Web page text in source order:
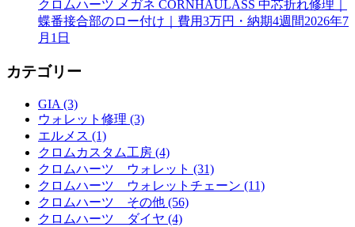
クロムハーツ メガネ CORNHAULASS 中芯折れ修理｜
蝶番接合部のロー付け｜費用3万円・納期4週間2026年7
月1日
カテゴリー
GIA (3)
ウォレット修理 (3)
エルメス (1)
クロムカスタム工房 (4)
クロムハーツ ウォレット (31)
クロムハーツ ウォレットチェーン (11)
クロムハーツ その他 (56)
クロムハーツ ダイヤ (4)